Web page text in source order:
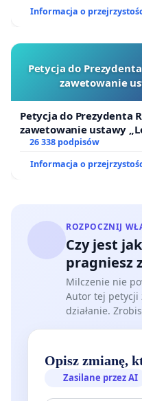
To absolutnie nie
funkcjonować.Linia
Poprad powinna być
przez samorząd
współpracy z Krajem
okresie 15 czerwca –
otwarte szlaki w
funkcjonować też
Kursy te umożliwią
Rysy od polskiej
Informacja o
Petycja do
zawetowanie
Petycja do Prezydenta
zawetowanie ustawy
26 338 podpisów
Informacja o
ROZPOCZNIJ
Czy jest
pragniesz
Milczenie nie
Autor tej petycji
działanie.
Opisz zmianę,
Zasilane przez AI